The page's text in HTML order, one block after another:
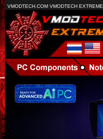
VMODTECH.COM VMODTECH EXTREME.